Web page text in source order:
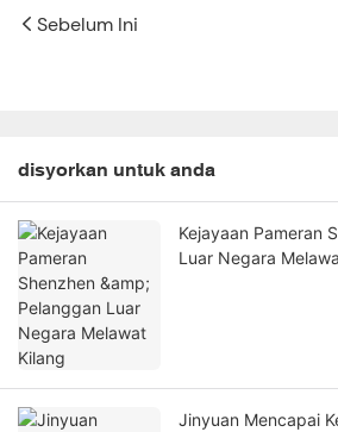
Sebelum Ini
disyorkan untuk anda
Kejayaan Pameran
Luar Negara
Jinyuan Mencapai